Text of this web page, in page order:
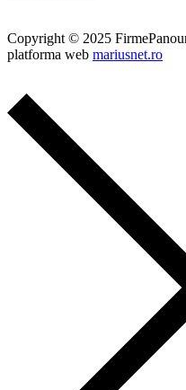
Copyright © 2025
platforma web mariusnet.ro